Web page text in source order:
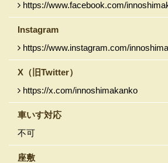
https://www.facebook.com/
Instagram
https://www.instagram.com/
X（旧Twitter）
https://x.com/innoshimakanko
車いす対応
不可
座敷